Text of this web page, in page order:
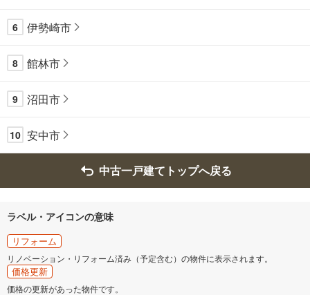
6 伊勢崎市
8 館林市
9 沼田市
10 安中市
中古一戸建てトップへ戻る
ラベル・アイコンの意味
リフォーム
リノベーション・リフォーム済み（予定含む）の物件に表示されます。
価格更新
価格の更新があった物件です。